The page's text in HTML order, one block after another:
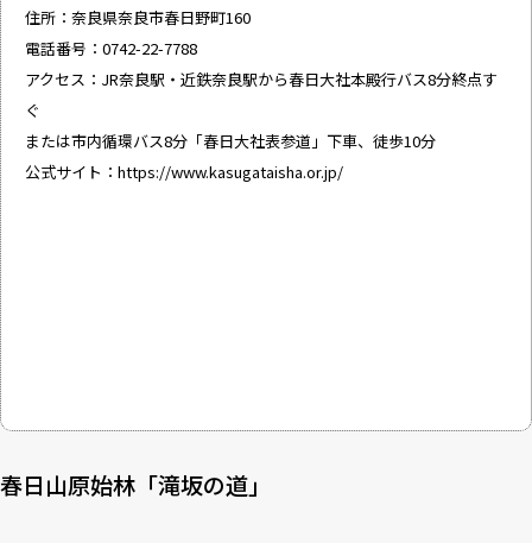
住所：奈良県奈良市春日野町160
電話番号：0742-22-7788
アクセス：JR奈良駅・近鉄奈良駅から春日大社本殿行バス8分終点す
ぐ
または市内循環バス8分「春日大社表参道」下車、徒歩10分
公式サイト： https://www.kasugataisha.or.jp/
春日山原始林「滝坂の道」